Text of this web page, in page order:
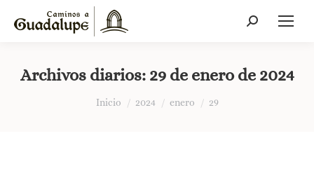
Buscar:
Archivos diarios: 29 de enero de 2024
Estás aquí:
Inicio 2024 enero 29